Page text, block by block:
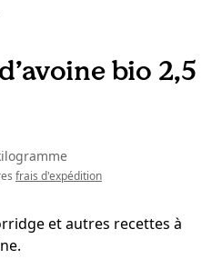
bio 2,5
frais d'expédition
et autres recettes à